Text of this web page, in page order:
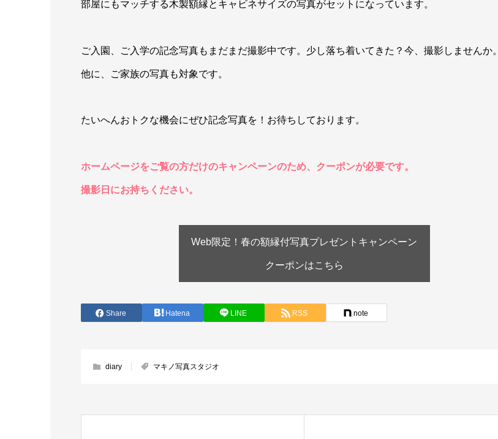
部屋にもマッチする木製額縁とキャビネサイズの写真がセットになっています。
ご入園、ご入学の記念写真もまだまだ撮影中です。少し落ち着いてきた？今、撮影しませんか。
他に、ご家族の写真も対象です。
たいへんおトクな機会にぜひ記念写真を！お待ちしております。
ホームページをご覧の方だけのキャンペーンのため、クーポンが必要です。
撮影日にお持ちください。
Web限定！春の額縁付写真プレゼントキャンペーン
クーポンはこちら
Share Hatena LINE RSS note
diary マキノ写真スタジオ